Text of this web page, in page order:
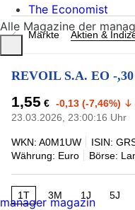
Märkte Aktien &
REVOIL S.A. EO -,30
1,55 € -0,13 (-7,46%)
23.03.2026, 23:00:16 Uhr
WKN: A0M1UW ISIN:
Währung: Euro
Börse:
1T 3M 1J 5J
The Economist
Alle Magazine der
manager magazin